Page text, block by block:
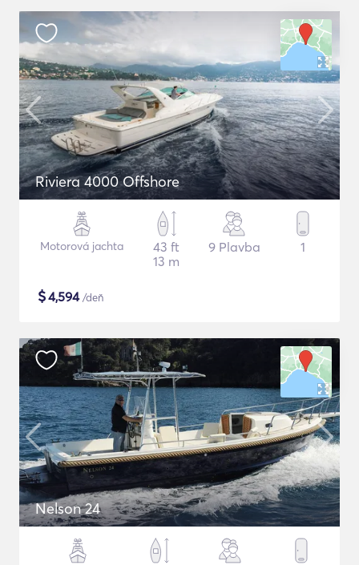
Riviera 4000 Offshore
Motorová jachta
43 ft
13 m
9 Plavba 1
$4,594/deň
Nelson 24